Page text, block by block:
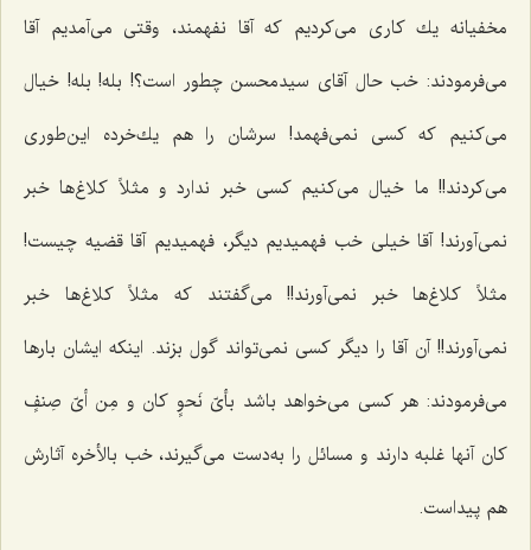
مخفیانه یك كارى مى‌كردیم كه آقا نفهمند، وقتى مى‌آمدیم آقا
مى‌فرمودند: خب حال آقای‌ سید‌محسن چطور است؟! بله! بله! خیال
مى‌كنیم كه كسى نمى‌فهمد! سرشان را هم یك‌خرده این‌طورى
مى‌كردند!! ما خیال مى‌كنیم كسى خبر ندارد و مثلاً كلاغ‌ها خبر
نمى‌آورند! آقا خیلى خب فهمیدیم دیگر، فهمیدیم آقا قضیه چیست!
مثلاً كلاغ‌ها خبر نمى‌آورند!! می‌گفتند که مثلاً کلاغ‌ها خبر
نمی‌آورند!! آن آقا را دیگر كسى نمى‌تواند گول بزند. اینكه ایشان بارها
مى‌فرمودند: هر كسى مى‌خواهد باشد بأىّ ‌نَحوٍ ‌کان و مِن أىّ صِنفٍ
کان آنها غلبه دارند و مسائل را به‌دست مى‌گیرند، خب بالأخره آثارش
هم پیداست.